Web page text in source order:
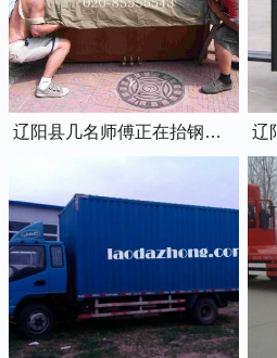
辽阳县几名师傅正在抬钢琴上楼